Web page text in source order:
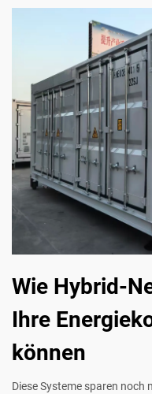
Wie Hybrid-
Ihre
können
Diese Systeme sparen noch